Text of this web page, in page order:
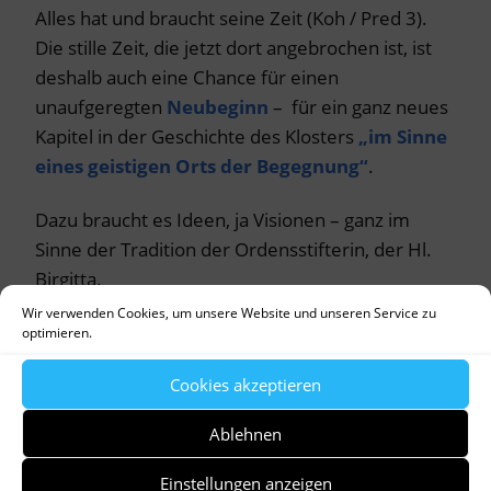
Wir verwenden Cookies, um unsere Website und unseren Service zu
optimieren.
Cookies akzeptieren
Ablehnen
Einstellungen anzeigen
Alles hat und braucht seine Zeit (Koh / Pred 3).
Die stille Zeit, die jetzt dort angebrochen ist, ist
deshalb auch eine Chance für einen
unaufgeregten Neubeginn – für ein ganz neues
Kapitel in der Geschichte des Klosters „im Sinne
eines geistigen Orts der Begegnung“.
Dazu braucht es Ideen, ja Visionen – ganz im
Sinne der Tradition der Ordensstifterin, der Hl.
Birgitta.
Auf dem FOTO ist ein Blick ins Kloster
Altomünster zu sehen.